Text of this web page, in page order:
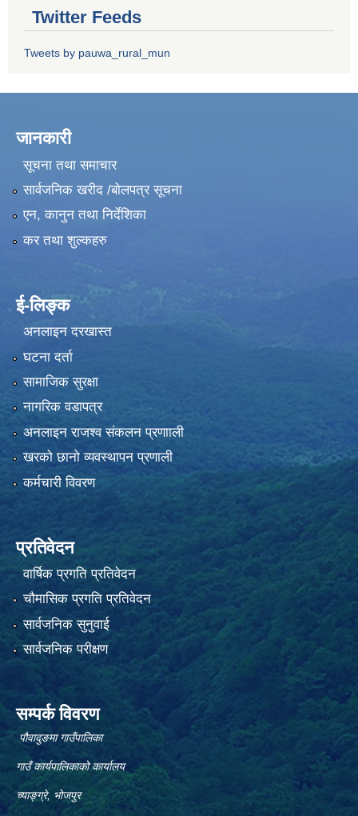
Twitter Feeds
Tweets by pauwa_rural_mun
जानकारी
सूचना तथा समाचार
सार्वजनिक खरीद /बोलपत्र सूचना
एन, कानुन तथा निर्देशिका
कर तथा शुल्कहरु
ई-लिङ्क
अनलाइन दरखास्त
घटना दर्ता
सामाजिक सुरक्षा
नागरिक वडापत्र
अनलाइन राजश्व संकलन प्रणााली
खरको छानो व्यवस्थापन प्रणाली
कर्मचारी विवरण
प्रतिवेदन
वार्षिक प्रगति प्रतिवेदन
चौमासिक प्रगति प्रतिवेदन
सार्वजनिक सुनुवाई
सार्वजनिक परीक्षण
सम्पर्क विवरण
पौवादुङमा गाउँपालिका
गाउँ कार्यपालिकाको कार्यालय
च्याङ्ग्रे, भोजपुर